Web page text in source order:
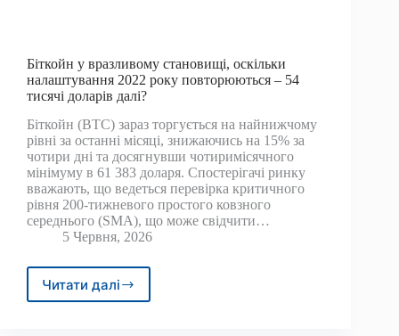
Біткойн у вразливому становищі, оскільки
налаштування 2022 року повторюються – 54
тисячі доларів далі?
Біткойн (BTC) зараз торгується на найнижчому
рівні за останні місяці, знижаючись на 15% за
чотири дні та досягнувши чотиримісячного
мінімуму в 61 383 доларя. Спостерігачі ринку
вважають, що ведеться перевірка критичного
рівня 200-тижневого простого ковзного
середнього (SMA), що може свідчити…
5 Червня, 2026
Читати далі
Біткойн